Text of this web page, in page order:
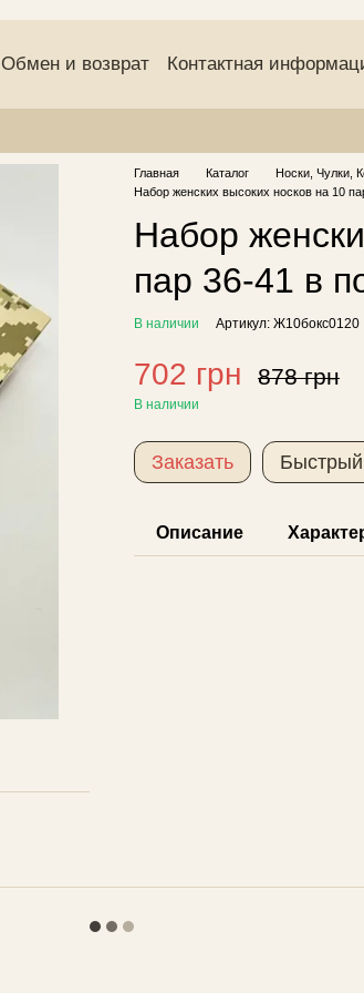
Обмен и возврат Контактная
Главная Каталог Носки, Чулки,
Набор женских высоких носков на 10
Набор
пар 36-41 в
В наличии Артикул: Ж10бокс0120
702 грн 878 грн
В наличии
Заказать Быстрый
Описание